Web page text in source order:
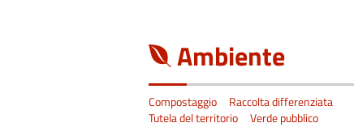
Ambiente
Compostaggio
Raccolta differenziata
Tutela del territorio
Verde pubblico